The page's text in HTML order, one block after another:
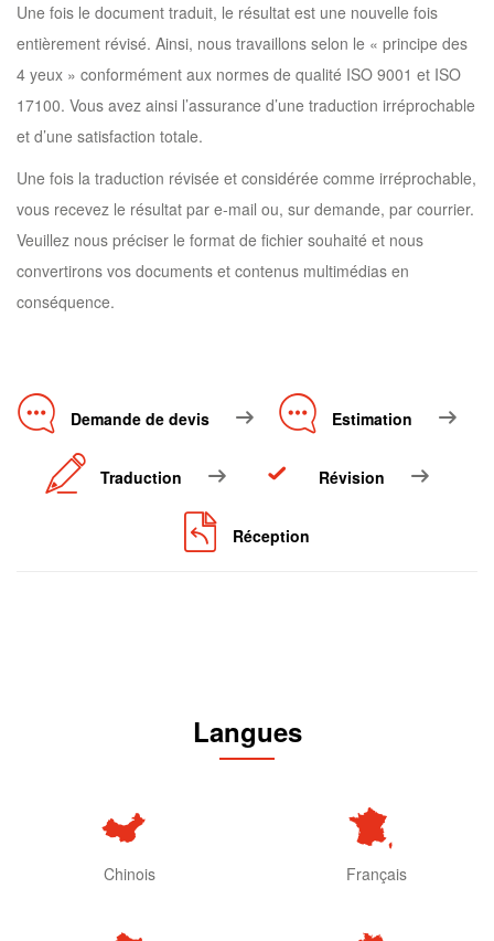
Une fois le document traduit, le résultat est une nouvelle fois
entièrement révisé. Ainsi, nous travaillons selon le « principe des
4 yeux » conformément aux normes de qualité ISO 9001 et ISO
17100. Vous avez ainsi l’assurance d’une traduction irréprochable
et d’une satisfaction totale.
Une fois la traduction révisée et considérée comme irréprochable,
vous recevez le résultat par e-mail ou, sur demande, par courrier.
Veuillez nous préciser le format de fichier souhaité et nous
convertirons vos documents et contenus multimédias en
conséquence.
Demande de devis Estimation
Traduction Révision
Réception
Langues
Chinois Français